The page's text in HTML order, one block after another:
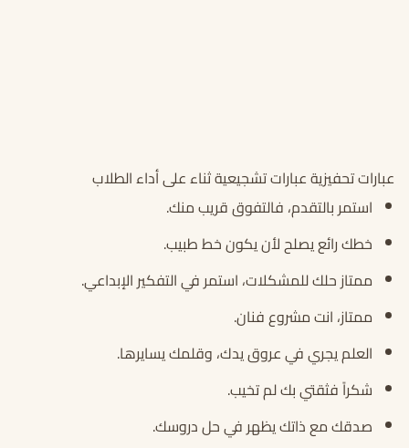
عبارات تحفيزية عبارات تشجيعية ثناء على أداء الطلاب
استمر بالتقدم، فالتفوق قريب منك.
خطك رائع يصلح لأن يكون خط طبيب.
ممتاز حلك للمشكلات، استمر في التفكير الإبداعي.
ممتاز، انت مشروع فنان.
العلم يجري في عروق يدك، وقلمك يسايرها.
شكراً فثقتي بك لم تخيب.
صدقك مع ذاتك يظهر في حل دروسك.